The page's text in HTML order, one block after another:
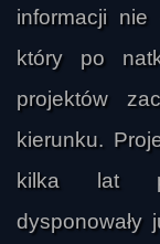
informacji nie
który po
projektów
kierunku.
kilka lat
dysponowały